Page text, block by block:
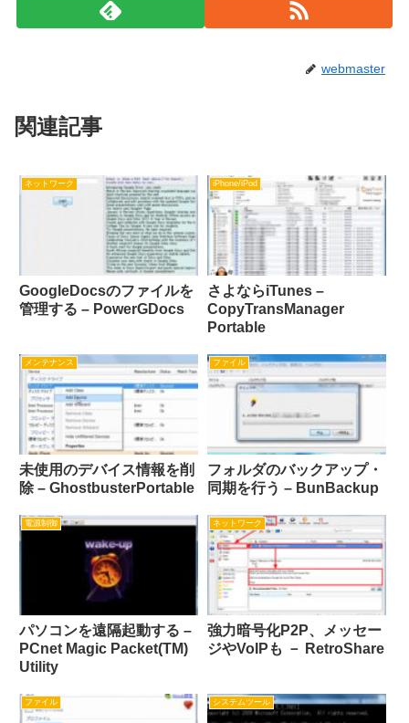
webmaster
関連記事
ネットワーク
GoogleDocsのファイルを
管理する – PowerGDocs
iPhone/iPod
さよならiTunes –
CopyTransManager
Portable
メンテナンス
未使用のデバイス情報を削
除 – GhostbusterPortable
ファイル
フォルダのバックアップ・
同期を行う – BunBackup
電源制御
パソコンを遠隔起動する –
PCnet Magic Packet(TM)
Utility
ネットワーク
強力暗号化P2P、メッセー
ジやVoIPも － RetroShare
ファイル システムツール